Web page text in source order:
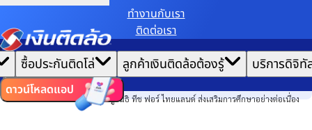
ทํางานกับเรา
ติดต่อเรา
|
ไทย EN
ซื้อประกันติดโล่ ลูกค้าเงินติดล้อต้องรู้ บริการดิจิทั
ดาวน์โหลดแอป
หน้าแรก
ข่าวสาร
ความยั่งยืน
เงินติดล้อ สนับสนุน มูลนิธิ ทีช ฟอร์ ไทยแลนด์ ส่งเสริมการศึกษาอย่างต่อเนื่อง
เราขอเก็บข้อมูลตาม นโยบายการใช้คุกกี้ เพื่อมอบประสบการณ์การใช้งานเว็บไซต์ที่ดีที่สุดให้
คุณ
ตั้งค่าคุกกี้ ยอมรับคุกกี้ทั้งหมด